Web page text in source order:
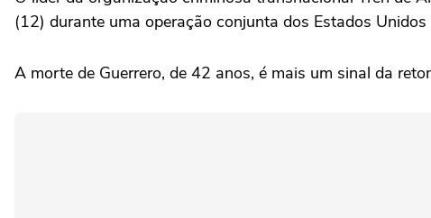
(12) durante uma operação conjunta dos Estados
A morte de Guerrero, de 42 anos, é mais um sinal da